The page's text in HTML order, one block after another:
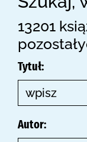
13201
Tytuł:
Autor: